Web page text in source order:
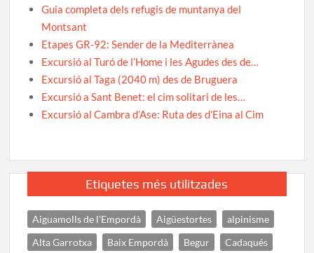
Guia completa dels refugis de muntanya del
Montsant
Etapes GR-92: Sender de la Mediterrànea
Excursió al Turó de l’Home i les Agudes des de…
Excursió al Taga (2040 m) des de Bruguera
Excursió a Sant Benet: el cim solitari de les…
Excursió al Cambra d’Ase: Ruta des d’Eina al Cim
Etiquetes més utilitzades
Aiguamolls de l'Empordà Aigüestortes
alpinisme
Alta Garrotxa
Baix Empordà Begur
Cadaqués